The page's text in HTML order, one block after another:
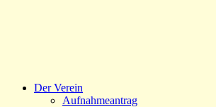
Der Verein
Aufnahmeantrag